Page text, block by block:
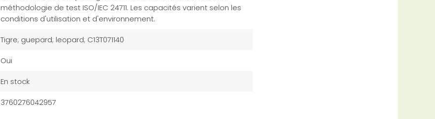
méthodologie de test ISO/IEC 24711. Les capacités varient selon les
conditions d'utilisation et d'environnement.
Tigre; guepard; leopard; C13T071140
Oui
En stock
3760276042957